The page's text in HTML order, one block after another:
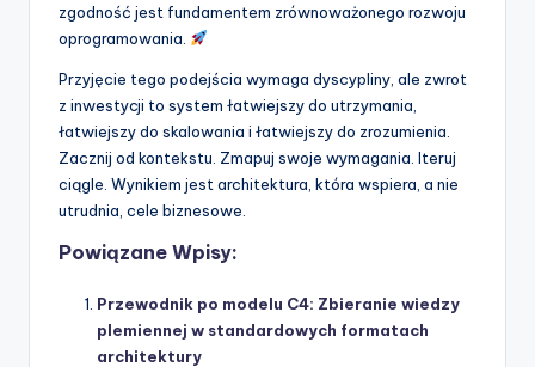
zgodność jest fundamentem zrównoważonego rozwoju
oprogramowania.
Przyjęcie tego podejścia wymaga dyscypliny, ale zwrot
z inwestycji to system łatwiejszy do utrzymania,
łatwiejszy do skalowania i łatwiejszy do zrozumienia.
Zacznij od kontekstu. Zmapuj swoje wymagania. Iteruj
ciągle. Wynikiem jest architektura, która wspiera, a nie
utrudnia, cele biznesowe.
Powiązane Wpisy:
Przewodnik po modelu C4: Zbieranie wiedzy
plemiennej w standardowych formatach
architektury